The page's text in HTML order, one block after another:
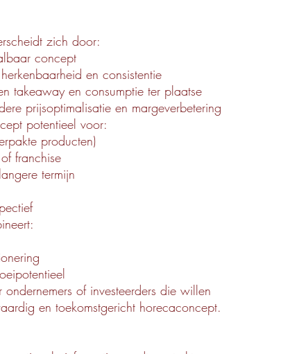
zich door:
concept
en consistentie
takeaway en consumptie ter plaatse
prijsoptimalisatie en margeverbetering
potentieel voor:
producten)
franchise
termijn
of investeerders die willen
en toekomstgericht horecaconcept.